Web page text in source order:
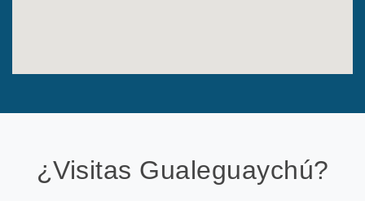
¿Visitas Gualeguaychú?